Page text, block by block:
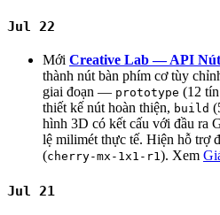
Jul 22
Mới Creative Lab — API
thành nút bàn phím cơ tùy
giai đoạn — prototype (12
thiết kế nút hoàn thiện, build
hình 3D có kết cấu với đầu ra
lệ milimét thực tế. Hiện hỗ trợ
(cherry-mx-1x1-r1 ). Xem
Jul 21